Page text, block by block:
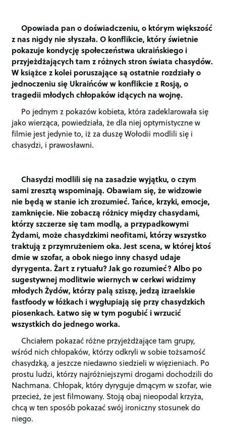
Opowiada pan o doświadczeniu, o którym większość
z nas nigdy nie słyszała. O konflikcie, który świetnie
pokazuje kondycję społeczeństwa ukraińskiego i
przyjeżdżających tam z różnych stron świata chasydów.
W książce z kolei poruszające są ostatnie rozdziały o
jednoczeniu się Ukraińców w konflikcie z Rosją, o
tragedii młodych chłopaków idących na wojnę.
Po jednym z pokazów kobieta, która zadeklarowała się
jako wierząca, powiedziała, że dla niej optymistyczne w
filmie jest jedynie to, iż za duszę Wołodii modlili się i
chasydzi, i prawosławni.
Chasydzi modlili się na zasadzie wyjątku, o czym
sami zresztą wspominają. Obawiam się, że widzowie
nie będą w stanie ich zrozumieć. Tańce, krzyki, emocje,
zamknięcie. Nie zobaczą różnicy między chasydami,
którzy szczerze się tam modlą, a przypadkowymi
Żydami, może chasydzkimi neofitami, którzy wszystko
traktują z przymrużeniem oka. Jest scena, w której ktoś
dmie w szofar, a obok niego inny chasyd udaje
dyrygenta. Żart z rytuału? Jak go rozumieć? Albo po
sugestywnej modlitwie wiernych w cerkwi widzimy
młodych Żydów, którzy palą sziszę, jedzą izraelskie
fastfoody w łóżkach i wygłupiają się przy chasydzkich
piosenkach. Łatwo się w tym pogubić i wrzucić
wszystkich do jednego worka.
Chciałem pokazać różne przyjeżdżające tam grupy,
wśród nich chłopaków, którzy odkryli w sobie tożsamość
chasydzką, a jeszcze niedawno siedzieli w więzieniach. Po
prostu ludzi, którzy najróżniejszymi drogami dochodzili do
Nachmana. Chłopak, który dyryguje dmącym w szofar, wie
przecież, że jest filmowany. Stoją obaj nieopodal krzyża,
chcą w ten sposób pokazać swój ironiczny stosunek do
niego.